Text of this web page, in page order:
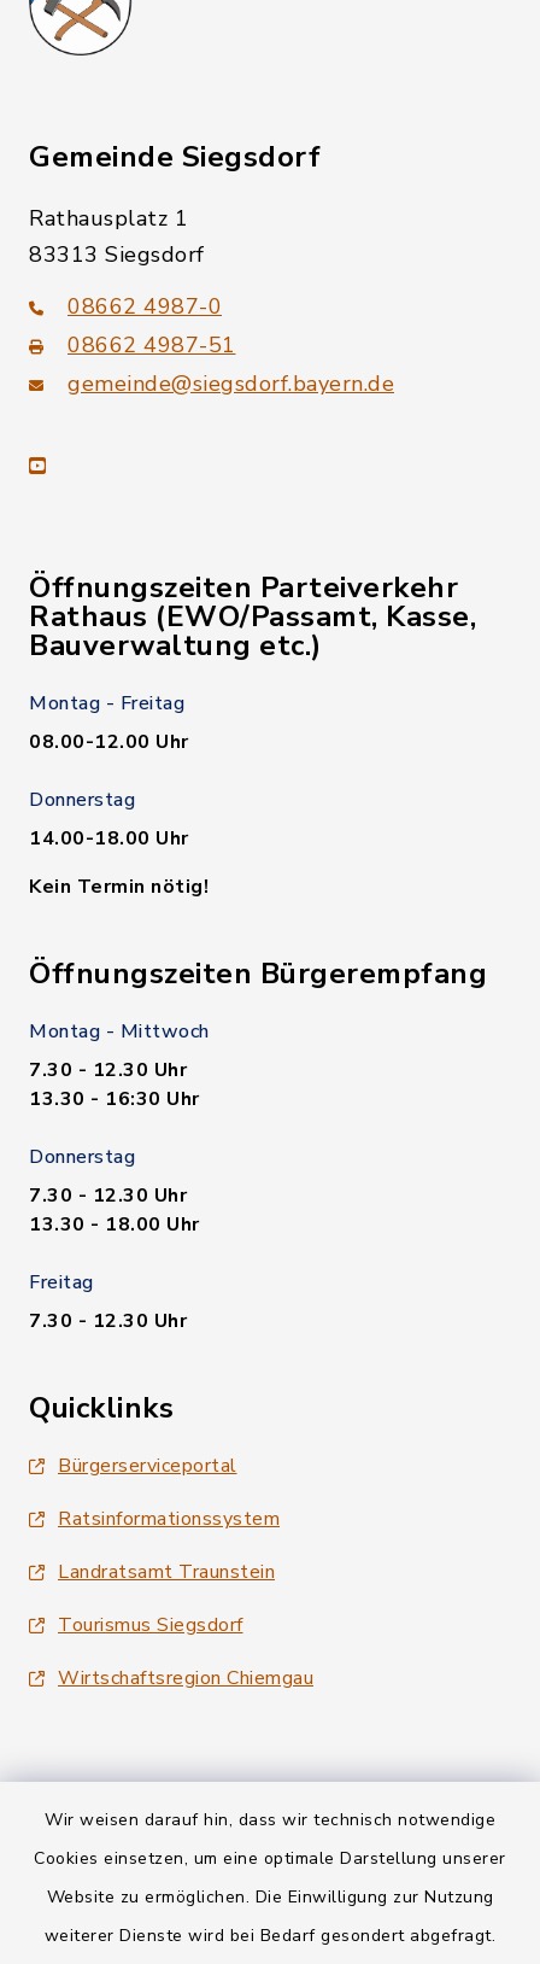
Wir weisen darauf hin, dass wir technisch notwendige
Cookies einsetzen, um eine optimale Darstellung unserer
Website zu ermöglichen. Die Einwilligung zur Nutzung
weiterer Dienste wird bei Bedarf gesondert abgefragt.
Gemeinde Siegsdorf
Rathausplatz 1
83313 Siegsdorf
08662 4987-0
08662 4987-51
gemeinde@siegsdorf.bayern.de
youtube
Öffnungszeiten Parteiverkehr
Rathaus (EWO/Passamt, Kasse,
Bauverwaltung etc.)
Montag - Freitag
08.00-12.00 Uhr
Donnerstag
14.00-18.00 Uhr
Kein Termin nötig!
Öffnungszeiten Bürgerempfang
Montag - Mittwoch
7.30 - 12.30 Uhr
13.30 - 16:30 Uhr
Donnerstag
7.30 - 12.30 Uhr
13.30 - 18.00 Uhr
Freitag
7.30 - 12.30 Uhr
Quicklinks
Bürgerserviceportal
Ratsinformationssystem
Landratsamt Traunstein
Tourismus Siegsdorf
Wirtschaftsregion Chiemgau
Kontakt